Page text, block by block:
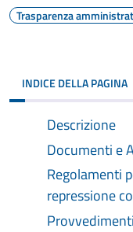
Trasparenza
INDICE DELLA PAGINA
Descrizione
Documenti e
Regolamenti
repressione